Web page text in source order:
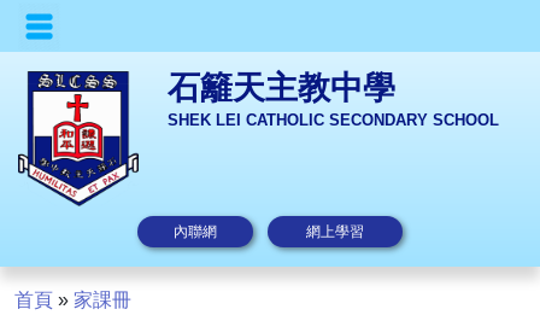
石籬天主教中學
SHEK LEI CATHOLIC SECONDARY SCHOOL
內聯網 網上學習
首頁 » 家課冊